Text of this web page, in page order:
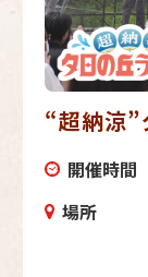
“超納涼”
開催時間
場所